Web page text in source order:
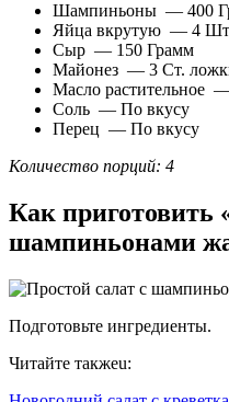
Шампиньоны — 400
Яйца вкрутую — 4
Сыр — 150 Грамм
Майонез — 3 Ст.
Масло растительное
Соль — По вкусу
Перец — По вкусу
Количество порций: 4
Как приготовить
шампиньонами
Подготовьте ингредиенты.
Читайте такжеu: